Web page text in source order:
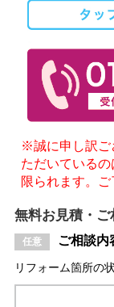
※誠に申し訳ご
ただいている
限られます。ご
無料お見積・ご
ご相談内
リフォーム箇所の